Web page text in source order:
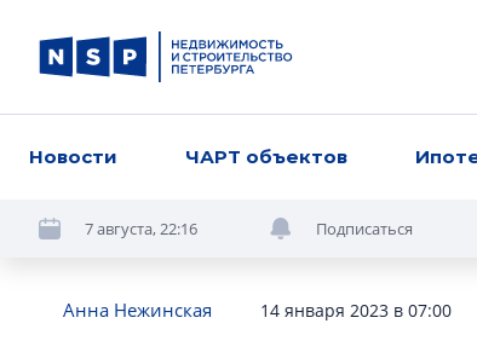
Новости ЧАРТ объектов
7 августа, 22:16 Подписаться
Анна Нежинская 14 января 2023 в 07:00